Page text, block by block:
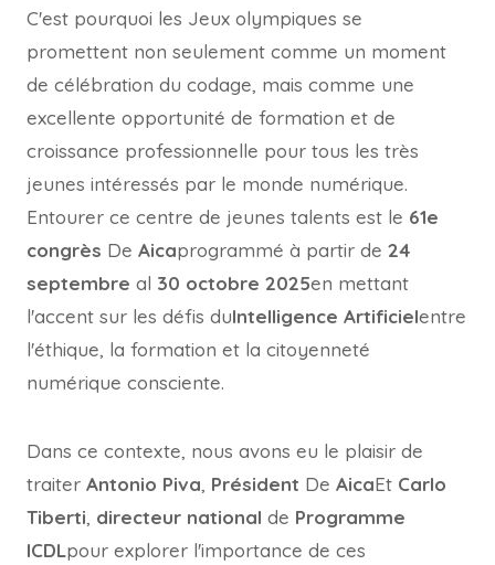
C'est pourquoi les Jeux olympiques se
promettent non seulement comme un moment
de célébration du codage, mais comme une
excellente opportunité de formation et de
croissance professionnelle pour tous les très
jeunes intéressés par le monde numérique.
Entourer ce centre de jeunes talents est le 61e
congrès De Aicaprogrammé à partir de 24
septembre al 30 octobre 2025en mettant
l'accent sur les défis duIntelligence Artificielentre
l'éthique, la formation et la citoyenneté
numérique consciente.
Dans ce contexte, nous avons eu le plaisir de
traiter Antonio Piva, Président De AicaEt Carlo
Tiberti, directeur national de Programme
ICDLpour explorer l'importance de ces